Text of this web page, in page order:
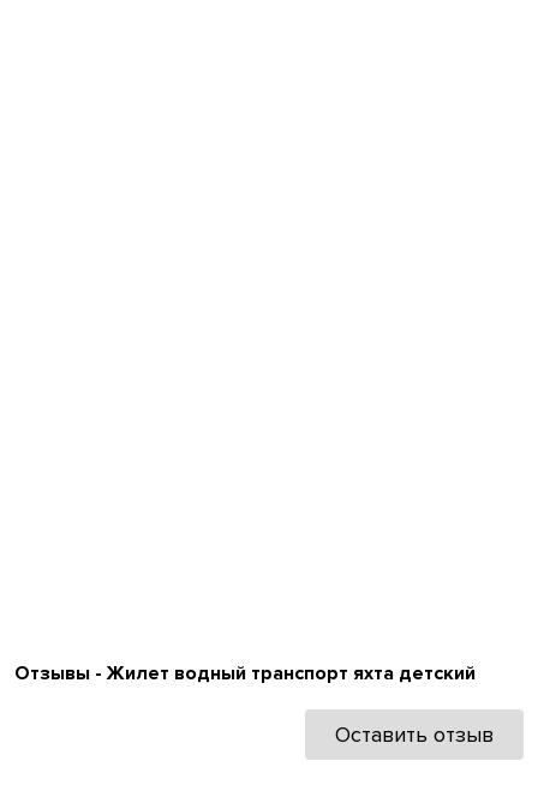
Отзывы - Жилет водный транспорт яхта детский
Оставить отзыв